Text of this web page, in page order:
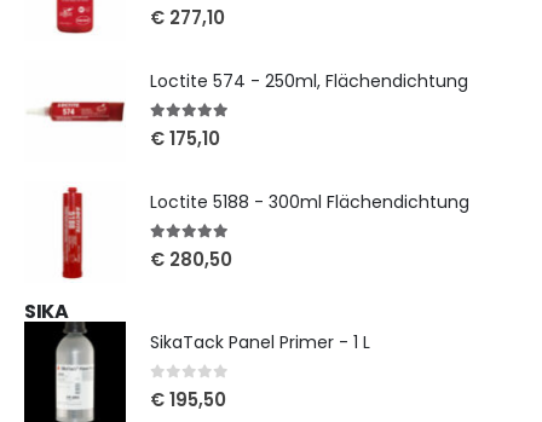
5out of 5
€ 277,10
Loctite 574 - 250ml, Flächendichtung
5out of 5
€175,10
Loctite 5188 - 300ml Flächendichtung
5out of 5
€ 280,50
SIKA
SikaTack Panel Primer - 1 L
0out of 5
€195,50